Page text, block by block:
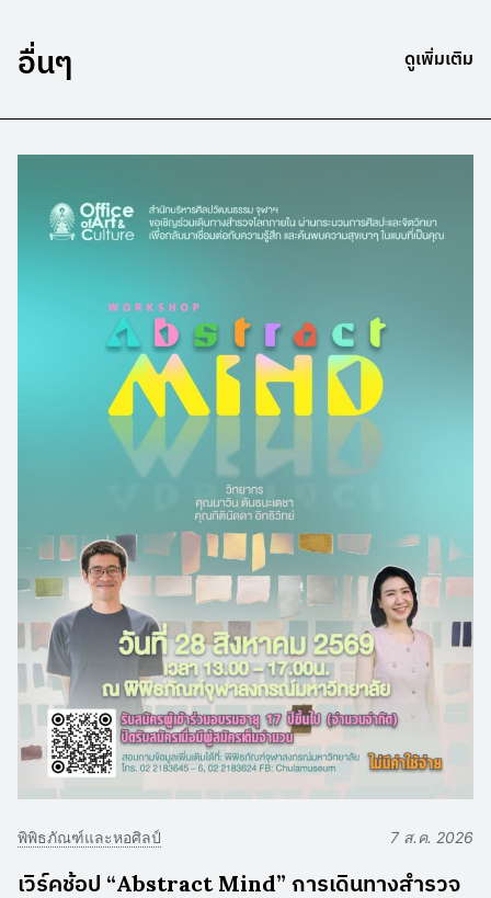
อื่นๆ ดูเพิ่มเติม
พิพิธภัณฑ์และหอศิลป์ 7 ส.ค. 2026
เวิร์คช้อป “Abstract Mind” การเดินทางสำรวจ